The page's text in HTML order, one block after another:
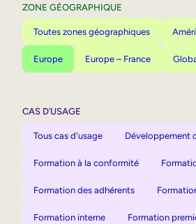
ZONE GÉOGRAPHIQUE
Toutes zones géographiques
Europe Europe – France
CAS D’USAGE
Tous cas d'usage Développement
Formation à la conformité
Formation des adhérents
Formation interne Formation